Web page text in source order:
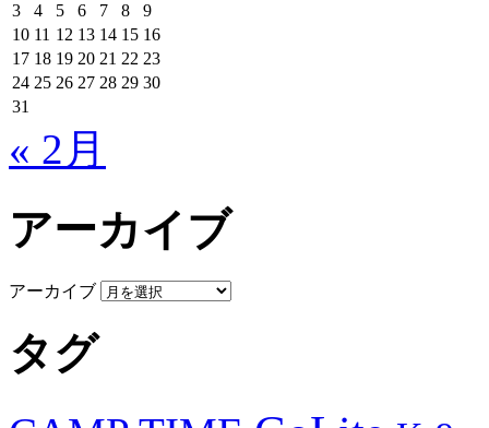
3
4 5 6 7 8
9
10 11 12 13 14 15 16
17 18 19 20 21 22 23
24 25 26 27 28 29 30
31
« 2月
アーカイブ
アーカイブ
タグ